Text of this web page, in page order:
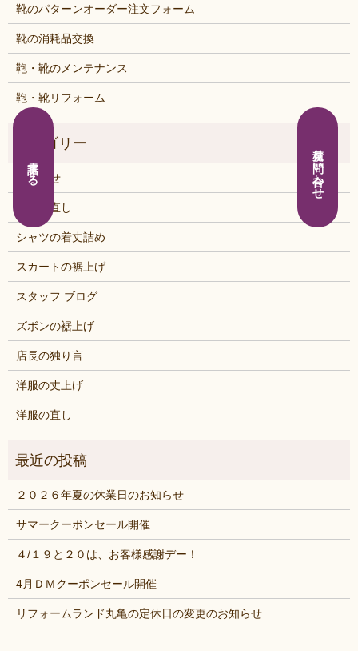
靴のパターンオーダー注文フォーム
靴の消耗品交換
鞄・靴のメンテナンス
鞄・靴リフォーム
お知らせ
くつの直し
シャツの着丈詰め
スカートの裾上げ
スタッフ ブログ
ズボンの裾上げ
店長の独り言
洋服の丈上げ
洋服の直し
２０２６年夏の休業日のお知らせ
サマークーポンセール開催
４/１９と２０は、お客様感謝デー！
4月ＤＭクーポンセール開催
リフォームランド丸亀の定休日の変更のお知らせ
電話する 見積り問い合わせ